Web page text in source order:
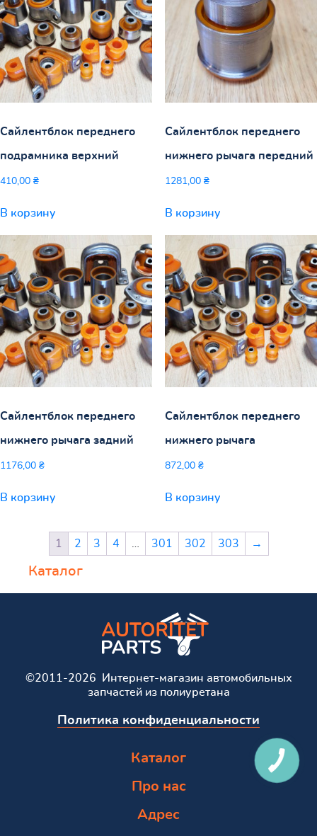
Сайлентблок переднего
подрамника верхний
410,00 ₴
В корзину
Сайлентблок переднего
нижнего рычага передний
1281,00 ₴
В корзину
Сайлентблок переднего
нижнего рычага задний
1176,00 ₴
В корзину
Сайлентблок переднего
нижнего рычага
872,00 ₴
В корзину
1 2 3 4 301 302 303 →
Каталог
©2011-2026 Интернет-магазин автомобильных
запчастей из полиуретана
Политика конфиденциальности
Каталог
Про нас
Адрес